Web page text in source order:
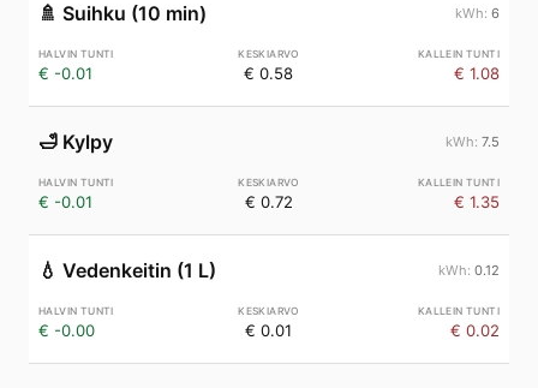
🚿 Suihku (10 min) 6
€ -0.01 € 0.58 € 1.08
🛁 Kylpy 7.5
€ -0.01 € 0.72 € 1.35
💧 Vedenkeitin (1 L) 0.12
€ -0.00 € 0.01 € 0.02